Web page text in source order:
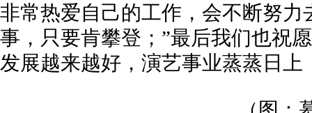
非常热爱自己的工作，会不断努
事，只要肯攀登；”最后我们也祝
发展越来越好，演艺事业蒸蒸日上